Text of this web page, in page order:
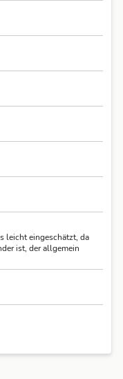
leicht eingeschätzt, da
ist, der allgemein